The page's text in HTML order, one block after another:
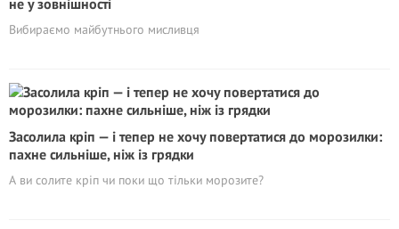
не у зовнішності
Вибираємо майбутнього мисливця
Засолила кріп — і тепер не хочу повертатися до морозилки:
пахне сильніше, ніж із грядки
А ви солите кріп чи поки що тільки морозите?